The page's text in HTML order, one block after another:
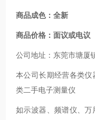
商品成色：全新
商品价格：面议或电议
公司地址：东莞市塘厦
本公司长期经营各类
类二手电子测量仪
如示波器、频谱仪、万